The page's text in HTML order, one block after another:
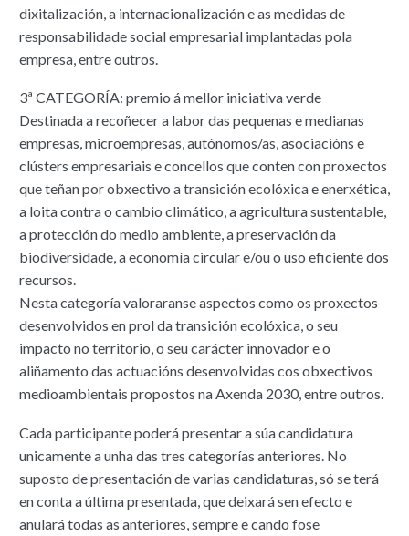
dixitalización, a internacionalización e as medidas de
responsabilidade social empresarial implantadas pola
empresa, entre outros.
3ª CATEGORÍA: premio á mellor iniciativa verde
Destinada a recoñecer a labor das pequenas e medianas
empresas, microempresas, autónomos/as, asociacións e
clústers empresariais e concellos que conten con proxectos
que teñan por obxectivo a transición ecolóxica e enerxética,
a loita contra o cambio climático, a agricultura sustentable,
a protección do medio ambiente, a preservación da
biodiversidade, a economía circular e/ou o uso eficiente dos
recursos.
Nesta categoría valoraranse aspectos como os proxectos
desenvolvidos en prol da transición ecolóxica, o seu
impacto no territorio, o seu carácter innovador e o
aliñamento das actuacións desenvolvidas cos obxectivos
medioambientais propostos na Axenda 2030, entre outros.
Cada participante poderá presentar a súa candidatura
unicamente a unha das tres categorías anteriores. No
suposto de presentación de varias candidaturas, só se terá
en conta a última presentada, que deixará sen efecto e
anulará todas as anteriores, sempre e cando fose